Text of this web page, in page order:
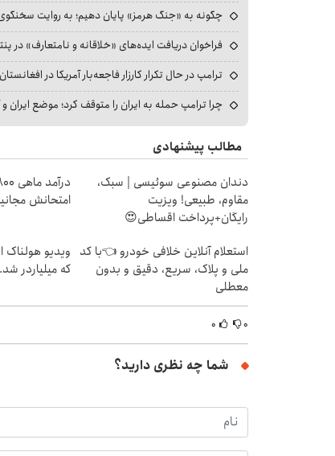
چگونه به «جنگ هرمز» پایان دهیم؛ به روایت سخنگوی
فراخوان دریافت ایده‌های «خلاقانه و نامتعارف» در
ترامپ در حال تکرار کارزار فاجعه‌بار آمریکا در
چرا ترامپ حمله به ایران را متوقف کرد؛ موضع ایران
مطالب پیشنهادی
دندان مصنوعی سوئیسی | سبک،
مقاوم، طبیعی! ویزیت
رایگان+پرداخت اقساطی😍
امتحانش
استعلام آنلاین خلافی خودرو 👈با کد
ملی و پلاک، سریع، دقیق و بدون
معطلی
ویدیو هولناک
که میلیاردر
۰ ۰
شما چه نظری دارید؟